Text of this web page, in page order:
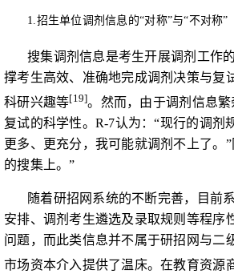
1. 招生单位调剂信息的“对称”与“不对称”
搜集调剂信息是考生开展调剂工作
撑考生高效、准确地完成调剂决策与复
科研兴趣等[19]。然而，由于调剂信息
复试的科学性。 R-7认为：“现行的调剂
更多、更充分，我可能就调剂不上了。”
的搜集上。”
随着研招网系统的不断完善，目前
安排、调剂考生遴选及录取规则等程序
问题，而此类信息并不属于研招网与二
市场资本介入提供了温床。在教育资源